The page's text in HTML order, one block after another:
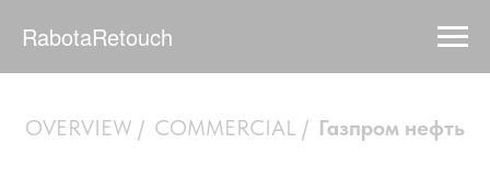
RabotaRetouch
OVERVIEW / COMMERCIAL / Газпром нефть